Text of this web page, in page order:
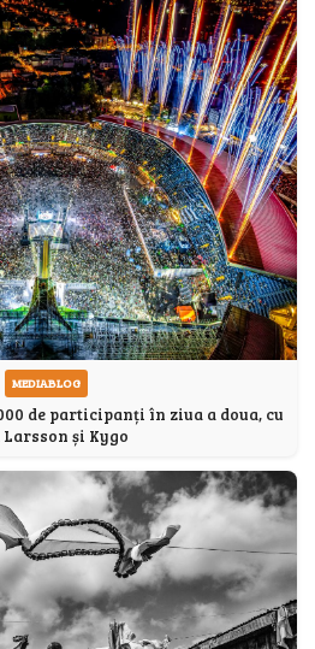
MEDIABLOG
de participanți în ziua a doua, cu
Larsson și Kygo